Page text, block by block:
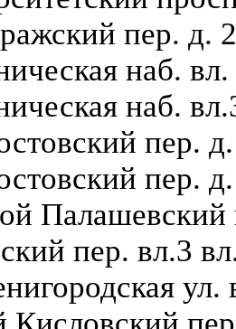
пер. д. 2
наб.
наб.
пер.
пер.
Палашевский
пер. вл.3
ул.